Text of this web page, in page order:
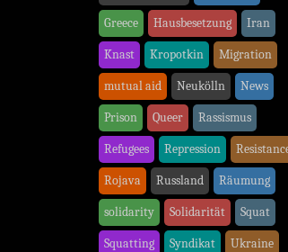
Greece Hausbesetzung Iran
Knast Kropotkin Migration
mutual aid Neukölln News
Prison Queer Rassismus
Refugees Repression
Rojava Russland Räumung
solidarity Solidarität Squat
Squatting Syndikat Ukraine